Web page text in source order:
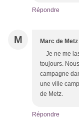
Répondre
M Marc de Metz
Je ne me
toujours.
campagne
une ville
de Metz.
Répondre